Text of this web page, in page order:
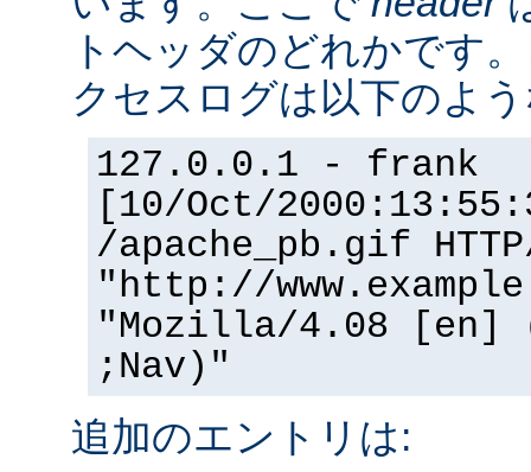
トヘッダのどれかです
クセスログは以下のよ
127.0.0.1 - frank
[10/Oct/
/apache_pb.gif
"http://
"Mozilla/4.08 [en]
;Nav)"
追加のエントリは: